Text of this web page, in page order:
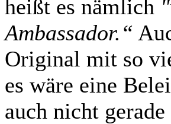
heißt es nämlich
Ambassador.“
Original mit so
es wäre eine
auch nicht